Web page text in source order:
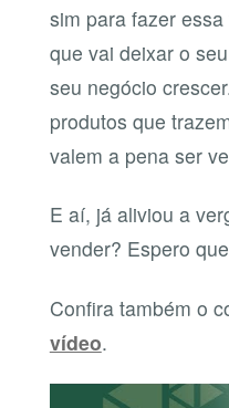
sim para fazer
que vai deixar o
seu negócio
produtos que
valem a pena ser
E aí, já aliviou a
vender? Espero
Confira também o
vídeo.